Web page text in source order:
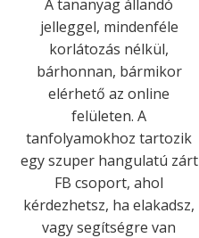
A tananyag állandó
jelleggel, mindenféle
korlátozás nélkül,
bárhonnan, bármikor
elérhető az online
felületen. A
tanfolyamokhoz tartozik
egy szuper hangulatú zárt
FB csoport, ahol
kérdezhetsz, ha elakadsz,
vagy segítségre van